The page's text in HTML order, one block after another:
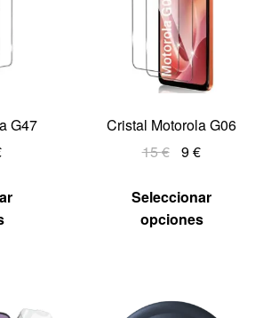
G47
Cristal Motorola G06
15€ 9€
Seleccionar
opciones